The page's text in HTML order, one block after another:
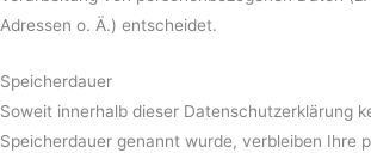
Adressen o. Ä.) entscheidet.
Speicherdauer
Soweit innerhalb dieser Datenschutzerklärung
Speicherdauer genannt wurde, verbleiben Ihre